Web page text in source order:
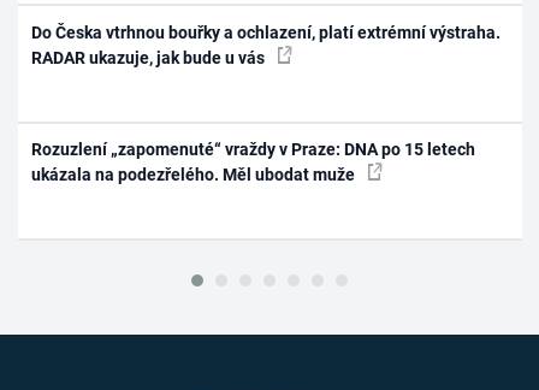
Do Česka vtrhnou bouřky a ochlazení, platí extrémní výstraha.
RADAR ukazuje, jak bude u vás
Rozuzlení „zapomenuté“ vraždy v Praze: DNA po 15 letech
ukázala na podezřelého. Měl ubodat muže